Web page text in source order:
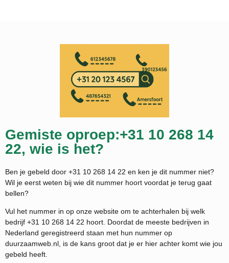
Gemiste oproep:+31 10 268 14
22, wie is het?
Ben je gebeld door +31 10 268 14 22 en ken je dit nummer niet?
Wil je eerst weten bij wie dit nummer hoort voordat je terug gaat
bellen?
Vul het nummer in op onze website om te achterhalen bij welk
bedrijf +31 10 268 14 22 hoort. Doordat de meeste bedrijven in
Nederland geregistreerd staan met hun nummer op
duurzaamweb.nl, is de kans groot dat je er hier achter komt wie jou
gebeld heeft.